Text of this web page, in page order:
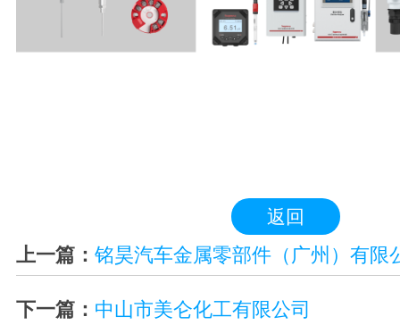
返回
上一篇： 铭昊汽车金属零部件（广州）有限
下一篇： 中山市美仑化工有限公司